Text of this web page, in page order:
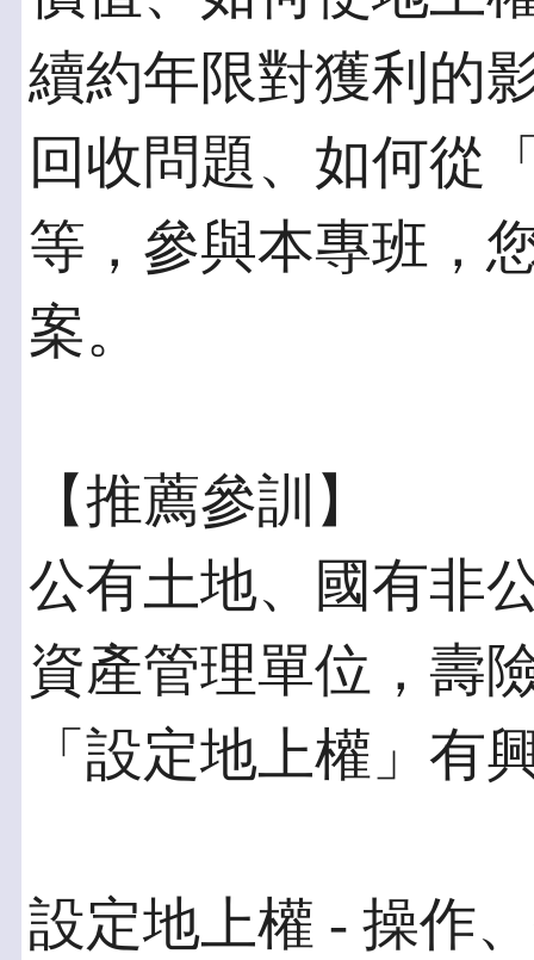
續約年限對獲利的
回收問題、如何從
等，參與本專班，
案。
【推薦參訓】
公有土地、國有非
資產管理單位，壽
「設定地上權」有
設定地上權 - 操作